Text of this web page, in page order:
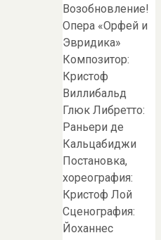
Возобновление!
Опера «Орфей и
Эвридика»
Композитор:
Кристоф
Виллибальд
Глюк Либретто:
Раньери де
Кальцабиджи
Постановка,
хореография:
Кристоф Лой
Сценография:
Йоханнес